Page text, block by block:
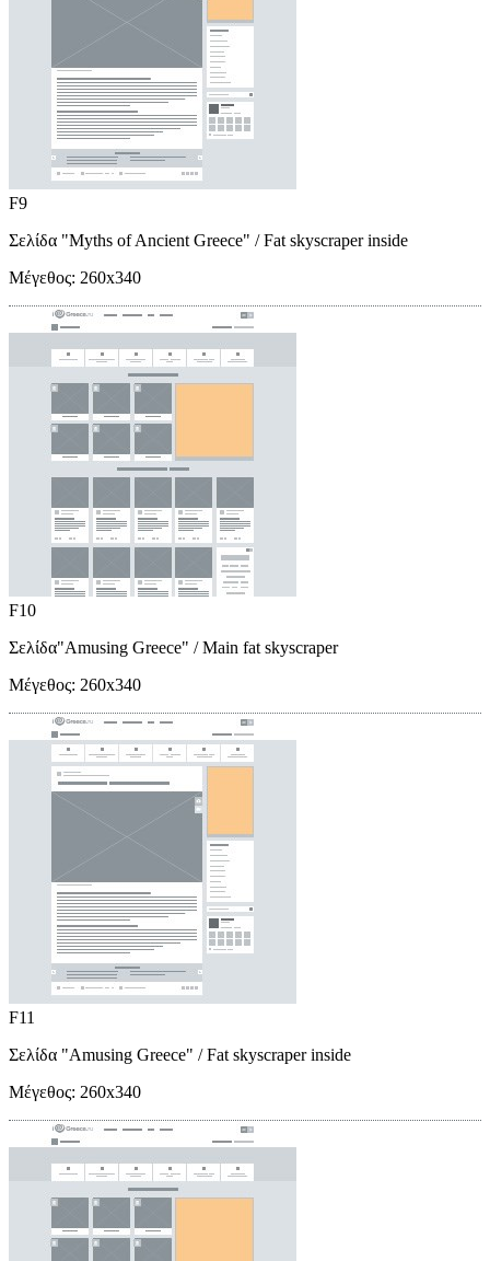
F9
Σελίδα "Myths of Ancient Greece" / Fat skyscraper inside
Μέγεθος: 260x340
F10
Σελίδα"Amusing Greece" / Main fat skyscraper
Μέγεθος: 260x340
F11
Σελίδα "Amusing Greece" / Fat skyscraper inside
Μέγεθος: 260x340